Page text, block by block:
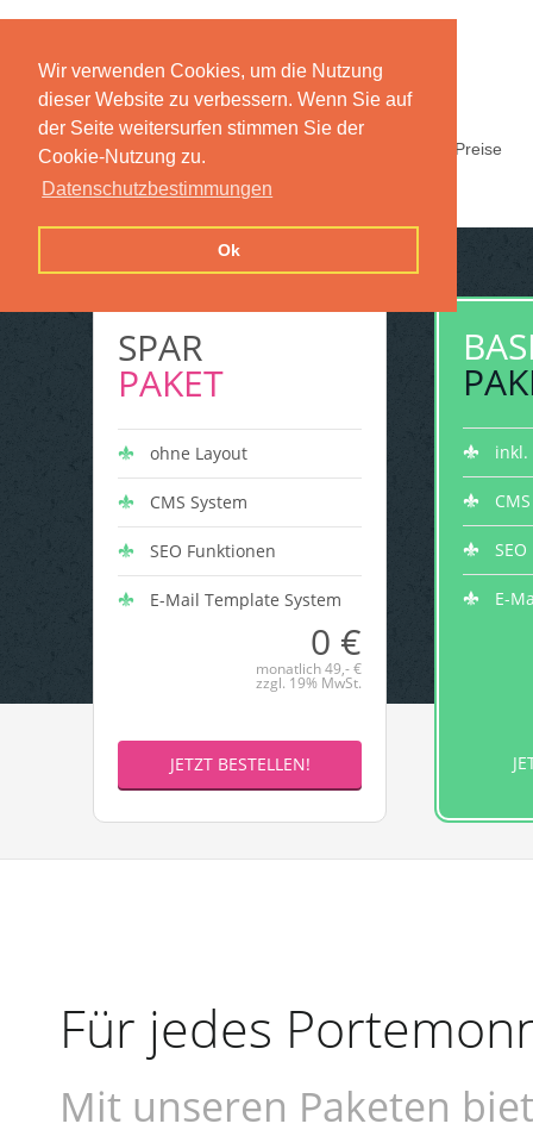
Wir verwenden Cookies, um die Nutzung
dieser Website zu verbessern. Wenn Sie auf
der Seite weitersurfen stimmen Sie der
Cookie-Nutzung zu.
Datenschutzbestimmungen
Ok
Preise
SPAR
PAKET
ohne Layout
CMS System
SEO Funktionen
E-Mail Template System
0 €
monatlich 49,- €
zzgl. 19% MwSt.
JETZT BESTELLEN!
inkl.
E-
Für jedes
Mit unseren Paketen